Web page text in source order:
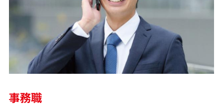
事務職